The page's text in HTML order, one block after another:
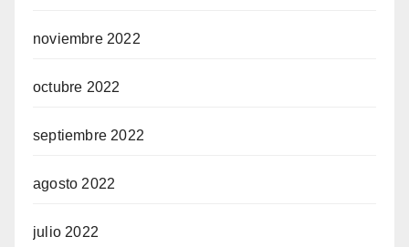
noviembre 2022
octubre 2022
septiembre 2022
agosto 2022
julio 2022